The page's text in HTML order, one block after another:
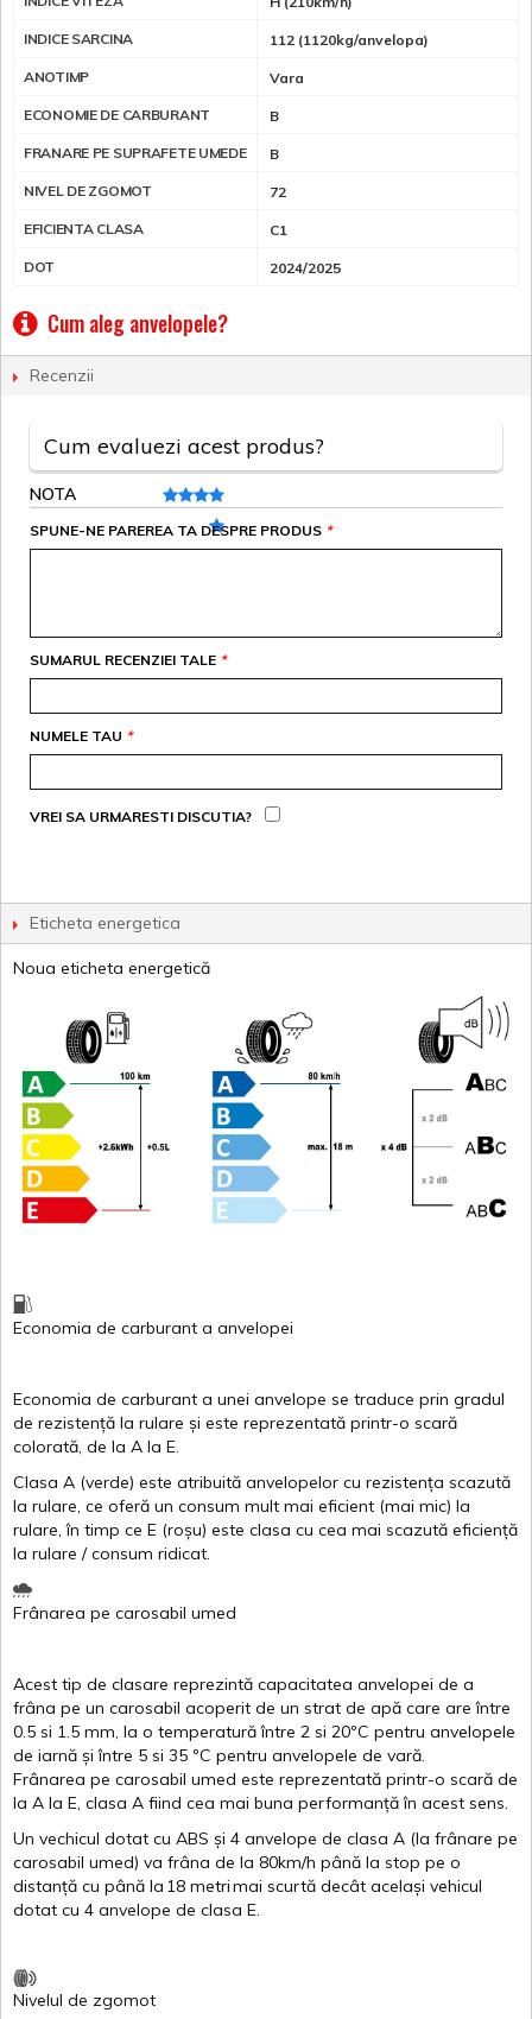
INDICE SARCINA 112 (1120kg/anvelopa)
ANOTIMP Vara
ECONOMIE DE CARBURANT B
FRANARE PE SUPRAFETE UMEDE B
NIVEL DE ZGOMOT 72
EFICIENTA CLASA C1
DOT 2024/2025
Cum aleg anvelopele?
Recenzii
Cum evaluezi acest produs?
NOTA
*
SPUNE-NE PAREREA TA DESPRE PRODUS
*
SUMARUL RECENZIEI TALE
*
NUMELE TAU
VREI SA URMARESTI DISCUTIA?
Eticheta energetica
Noua eticheta energetică
Economia de carburant a anvelopei
Economia de carburant a unei anvelope se traduce prin gradul
de rezistență la rulare și este reprezentată printr-o scară
colorată, de la A la E.
Clasa A (verde) este atribuită anvelopelor cu rezistența scazută
la rulare, ce oferă un consum mult mai eficient (mai mic) la
rulare,în timp ce E (roșu) este clasa cu cea mai scazută eficiență
la rulare /consum ridicat.
Frânarea pe carosabil umed
Acest tip de clasare reprezintă capacitatea anvelopei de a
frâna pe un carosabil acoperit de un strat de apă care areîntre
0.5 si 1.5 mm, la o temperatură între 2 si 20ºC pentru anvelopele
de iarnă și între 5 si 35 ºC pentru anvelopele de vară.
Frânarea pe carosabil umed este reprezentată printr-o scară de
la A la E, clasa A fiind cea mai buna performanță în acest sens.
Un vechicul dotat cu ABS și 4 anvelope de clasa A (la frânare pe
carosabil umed) va frâna de la 80km/h până la stop pe o
distanță cu până la 18 metrimai scurtă decât același vehicul
dotat cu 4 anvelope de clasa E.
Nivelul de zgomot